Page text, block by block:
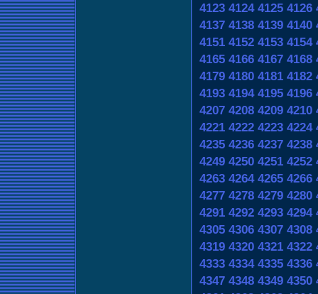
4123 4124 4125 4126
4137 4138 4139 4140
4151 4152 4153 4154
4165 4166 4167 4168
4179 4180 4181 4182
4193 4194 4195 4196
4207 4208 4209 4210
4221 4222 4223 4224
4235 4236 4237 4238
4249 4250 4251 4252
4263 4264 4265 4266
4277 4278 4279 4280
4291 4292 4293 4294
4305 4306 4307 4308
4319 4320 4321 4322
4333 4334 4335 4336
4347 4348 4349 4350